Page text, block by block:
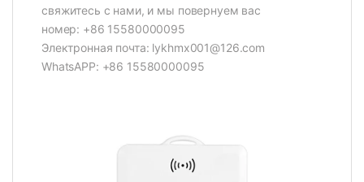
свяжитесь с нами, и мы повернуем вас
номер: +86 15580000095
Электронная почта: lykhmx001@126.com
WhatsAPP: +86 15580000095